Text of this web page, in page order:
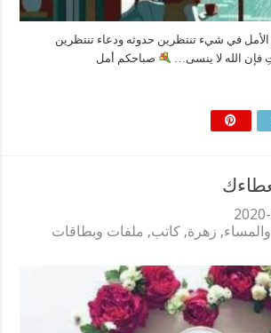
في شيء تنتظرين حدوثه ودعاء تنتظرين
الله لا ينسى…
صباحكم أمل
, زهرة, كاتب, ملفات وبطاقات